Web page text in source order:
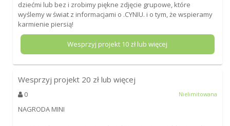
dziećmi lub bez i zrobimy piękne zdjęcie grupowe, które
wyślemy w świat z informacjami o .CYNIU. i o tym, że wspieramy
karmienie piersią!
Wesprzyj projekt 10 zł lub więcej
Wesprzyj projekt 20 zł lub więcej
0 Nielimitowana
NAGRODA MINI